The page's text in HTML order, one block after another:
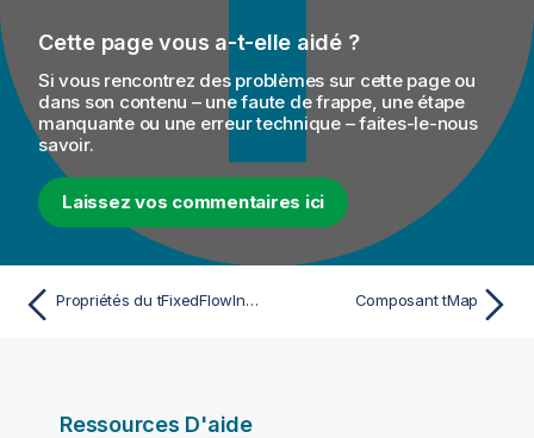
Cette page vous a-t-elle aidé ?
Si vous rencontrez des problèmes sur cette page ou
dans son contenu – une faute de frappe, une étape
manquante ou une erreur technique – faites-le-nous
savoir.
Laissez vos commentaires ici
Propriétés du tFixedFlowInput pour Apache Spark Streaming Composant tMap
Ressources D'aide